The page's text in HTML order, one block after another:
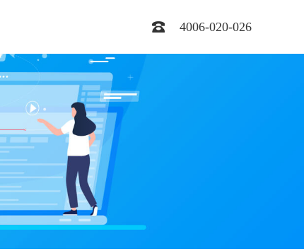
4006-020-026